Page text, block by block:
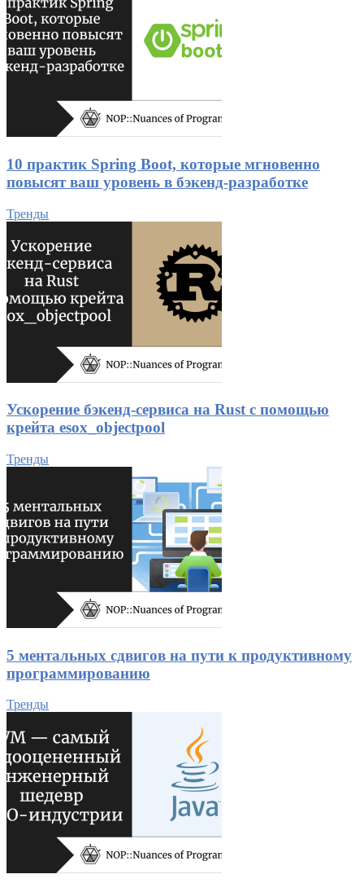
10 практик Spring Boot, которые мгновенно
повысят ваш уровень в бэкенд-разработке
Тренды
Ускорение бэкенд-сервиса на Rust с помощью
крейта esox_objectpool
Тренды
5 ментальных сдвигов на пути к продуктивному
программированию
Тренды